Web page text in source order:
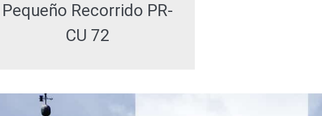
Pequeño Recorrido PR-
CU 72